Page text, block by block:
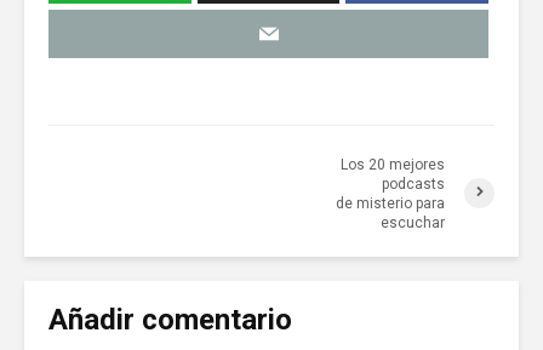
Los 20 mejores
podcasts
de misterio para
escuchar
Añadir comentario